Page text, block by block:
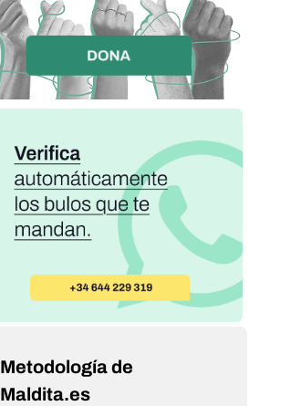
Metodología de
Maldita.es